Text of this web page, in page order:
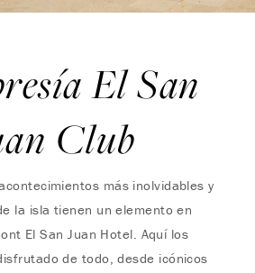
El San
Club
más inolvidables y
la isla tienen un elemento en
El San Juan Hotel. Aquí los
de todo, desde icónicos